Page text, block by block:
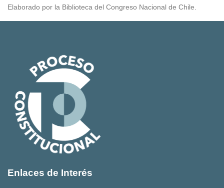
Elaborado por la Biblioteca del Congreso Nacional de Chile.
Enlaces de Interés